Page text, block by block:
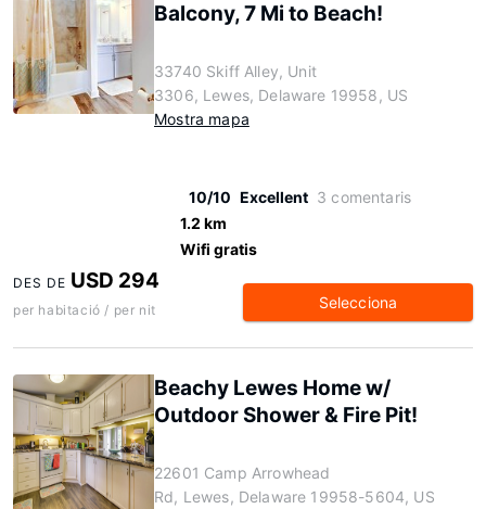
Balcony, 7 Mi to Beach!
33740 Skiff Alley, Unit
3306, Lewes, Delaware 19958, US
Mostra mapa
10/10 Excellent 3 comentaris
1.2 km
Wifi gratis
DES DE USD 294
per habitació / per nit Selecciona
Beachy Lewes Home w/
Outdoor Shower & Fire Pit!
22601 Camp Arrowhead
Rd, Lewes, Delaware 19958-5604, US